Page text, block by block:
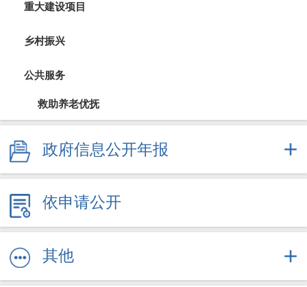
重大建设项目
乡村振兴
公共服务
救助养老优抚
医疗卫生（疫情防控）
文体旅游
政府信息公开年报
依申请公开
其他